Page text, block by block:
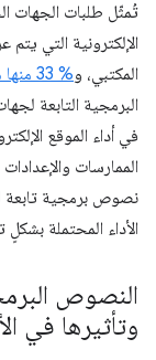
تُمثّل طلبات الجهات
الإلكترونية التي يتم
المكتبي، و% 33 منها هي نصوص برمجية
البرمجية التابعة
الممارسات
نصوص برمجية تابعة
الأداء المحتملة بشكلٍ
النصوص
وتأثيرها في